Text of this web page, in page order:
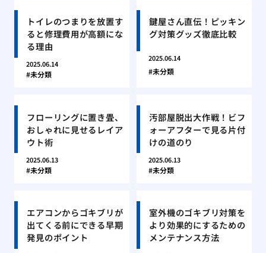
トイレのつまりを放置す
ると修理費用が高額にな
る理由
2025.06.14
未分類
鍵屋さん直伝！ピッキン
グ対策グッズ徹底比較
2025.06.14
未分類
フローリングに置き畳、
おしゃれに見せるレイア
ウト術
2025.06.13
未分類
汚部屋脱出大作戦！ビフ
ォーアフターで見る片付
けの道のり
2025.06.13
未分類
エアコンからゴキブリが
出てくる前にできる早期
発見のポイント
室外機のゴキブリ対策を
より効果的にするための
メンテナンス方法